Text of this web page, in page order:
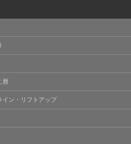
報保護法その他の法令により認
者様の同意なしに、取得情報を
・利用停止について】
申し出により個人情報に関する
、利用停止その他お問い合わせ
対応します。
いて】
ターネット閲覧を行う際、又は
唇
イン・リフトアップ